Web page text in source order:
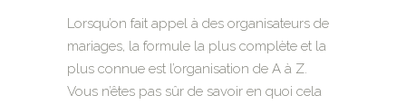
Lorsqu’on fait appel à des organisateurs de
mariages, la formule la plus complète et la
plus connue est l’organisation de A à Z.
Vous n’êtes pas sûr de savoir en quoi cela